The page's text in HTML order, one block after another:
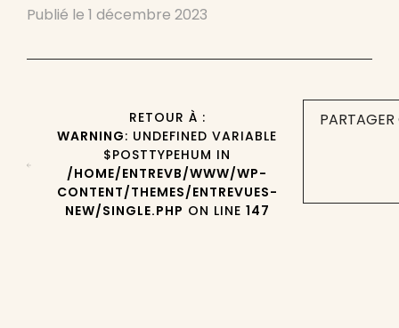
Publié le 1 décembre 2023
RETOUR À :
WARNING: UNDEFINED VARIABLE
$POSTTYPEHUM IN
/HOME/ENTREVB/WWW/WP-
CONTENT/THEMES/ENTREVUES-
NEW/SINGLE.PHP ON LINE 147